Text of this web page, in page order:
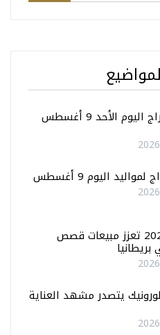
توقعـات الأبراج اليوم الأحد 9 أغسطس
اليوم 9 أغسطس
الأوديسة 2026 تعزز مبيعات قصص
يتصدر مشهد العناية